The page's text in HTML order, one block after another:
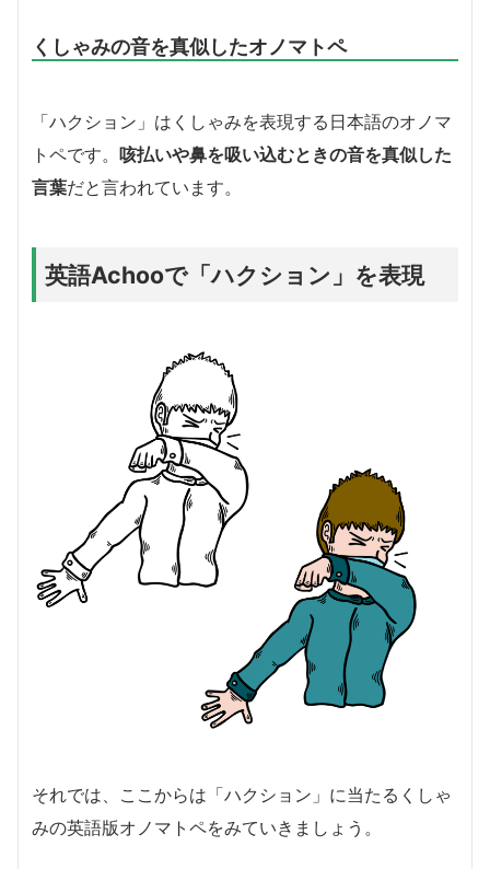
くしゃみの音を真似したオノマトペ
「ハクション」はくしゃみを表現する日本語のオノマ
トペです。 咳払いや鼻を吸い込むときの音を真似した
言葉だと言われています。
英語Achooで「ハクション」を表現
それでは、ここからは「ハクション」に当たるくしゃ
みの英語版オノマトペをみていきましょう。